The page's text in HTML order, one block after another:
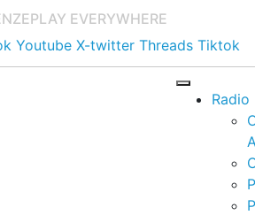
PLAY EVERYWHERE
Youtube X-twitter Threads Tiktok
Radio